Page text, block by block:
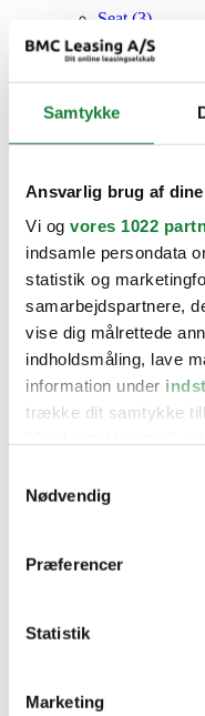
Samtykke
Ansvarlig brug af
Vi og vores 1022
indsamle persondata
statistik og
samarbejdspartnere,
vise dig målrettede
indholdsmåling, lave
information under
trække dit samtykke
Hvis du tillader det, vil
Identificere din
Dine valg anvendes på
Nødvendig
Præferencer
Statistik
Marketing
Seat (3)
Skoda (1
Suzuki
Tesla
Toyota (1)
Audi
BMW
Citroën
Cupra
Dacia
Fiat
Ford
Hyundai
Mercedes
MG
Peugeot
Suzuki
Øvrige informationer